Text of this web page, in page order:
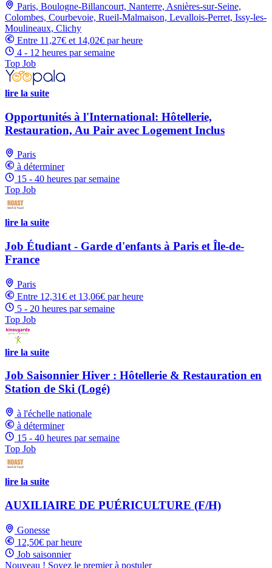
Paris, Boulogne-Billancourt, Nanterre, Asnières-sur-Seine,
Colombes, Courbevoie, Rueil-Malmaison, Levallois-Perret, Issy-les-
Moulineaux, Clichy
Entre 11,27€ et 14,02€ par heure
4 - 12 heures par semaine
Top Job
lire la suite
Opportunités à l'International: Hôtellerie,
Restauration, Au Pair avec Logement Inclus
Paris
à déterminer
15 - 40 heures par semaine
Top Job
lire la suite
Job Étudiant - Garde d'enfants à Paris et Île-de-
France
Paris
Entre 12,31€ et 13,06€ par heure
5 - 20 heures par semaine
Top Job
lire la suite
Job Saisonnier Hiver : Hôtellerie & Restauration en
Station de Ski (Logé)
à l'échelle nationale
à déterminer
15 - 40 heures par semaine
Top Job
lire la suite
AUXILIAIRE DE PUÉRICULTURE (F/H)
Gonesse
12,50€ par heure
Job saisonnier
Nouveau ! Soyez le premier à postuler